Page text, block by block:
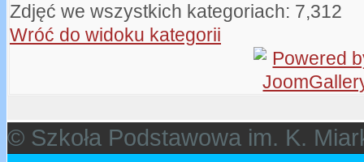
Zdjęć we wszystkich kategoriach: 7,312
Wróć do widoku kategorii
© Szkoła Podstawowa im. K.